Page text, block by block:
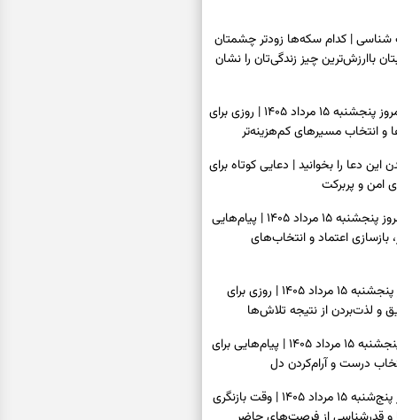
| کدام سکه‌ها زودتر چشمتان
باارزش‌ترین چیز زندگی‌تان را نشان
فال سرنوشت امروز پنجشنبه ۱۵ مرداد ۱۴۰۵ | روزی برای
و انتخاب مسیرهای کم‌هزینه‌تر
این دعا را بخوانید | دعایی کوتاه برای
امن و پربرکت
فال فرشتگان امروز پنجشنبه ۱۵ مرداد ۱۴۰۵ | پیام‌هایی
بازسازی اعتماد و انتخاب‌های
فال روزانه امروز پنجشنبه ۱۵ مرداد ۱۴۰۵ | روزی برای
و لذت‌بردن از نتیجه تلاش‌ها
فال انبیا امروز پنجشنبه ۱۵ مرداد ۱۴۰۵ | پیام‌هایی برای
درست و آرام‌کردن دل
فال حافظ امروز پنج‌شنبه ۱۵ مرداد ۱۴۰۵ | وقت بازنگری